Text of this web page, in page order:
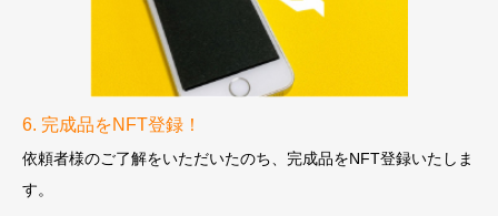
6. 完成品をNFT登録！
依頼者様のご了解をいただいたのち、 完成品をNFT登録いたしま
す。